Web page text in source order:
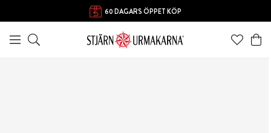
60 DAGARS ÖPPET KÖP